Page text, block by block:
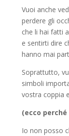
Vuoi anche
perdere gli
che li hai fatti
e sentirti dire
hanno mai
Soprattutto,
simboli
vostra coppia
(ecco
Io non posso